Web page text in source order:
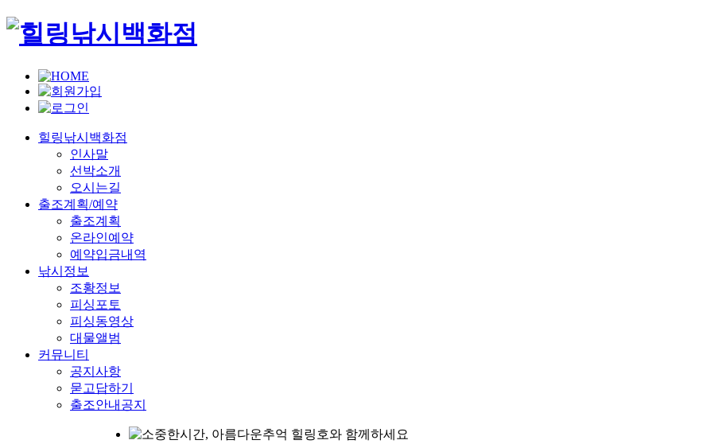
힐링낚시백화점
인사말
선박소개
오시는길
출조계획/예약
출조계획
온라인예약
예약입금내역
낚시정보
조황정보
피싱포토
피싱동영상
대물앨범
커뮤니티
공지사항
묻고답하기
출조안내공지